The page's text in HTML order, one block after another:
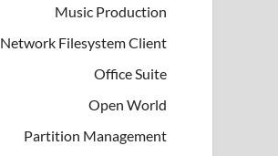
Music Production
Network Filesystem Client
Office Suite
Open World
Partition Management